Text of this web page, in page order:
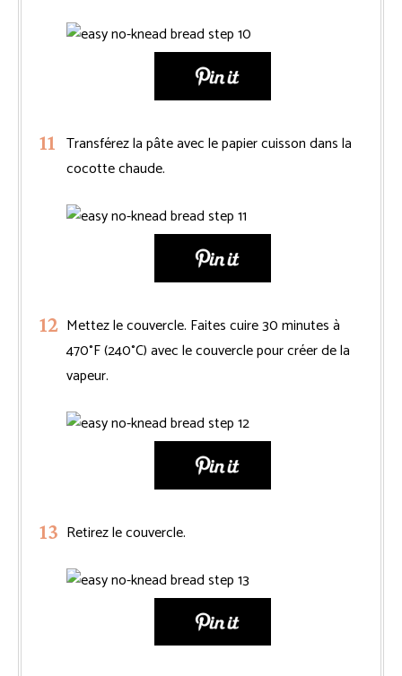
Transférez la pâte avec le papier cuisson dans la
cocotte chaude.
Mettez le couvercle. Faites cuire 30 minutes à
470°F (240°C) avec le couvercle pour créer de la
vapeur.
Retirez le couvercle.